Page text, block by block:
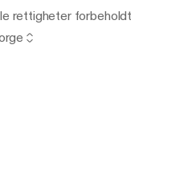
rettigheter forbeholdt